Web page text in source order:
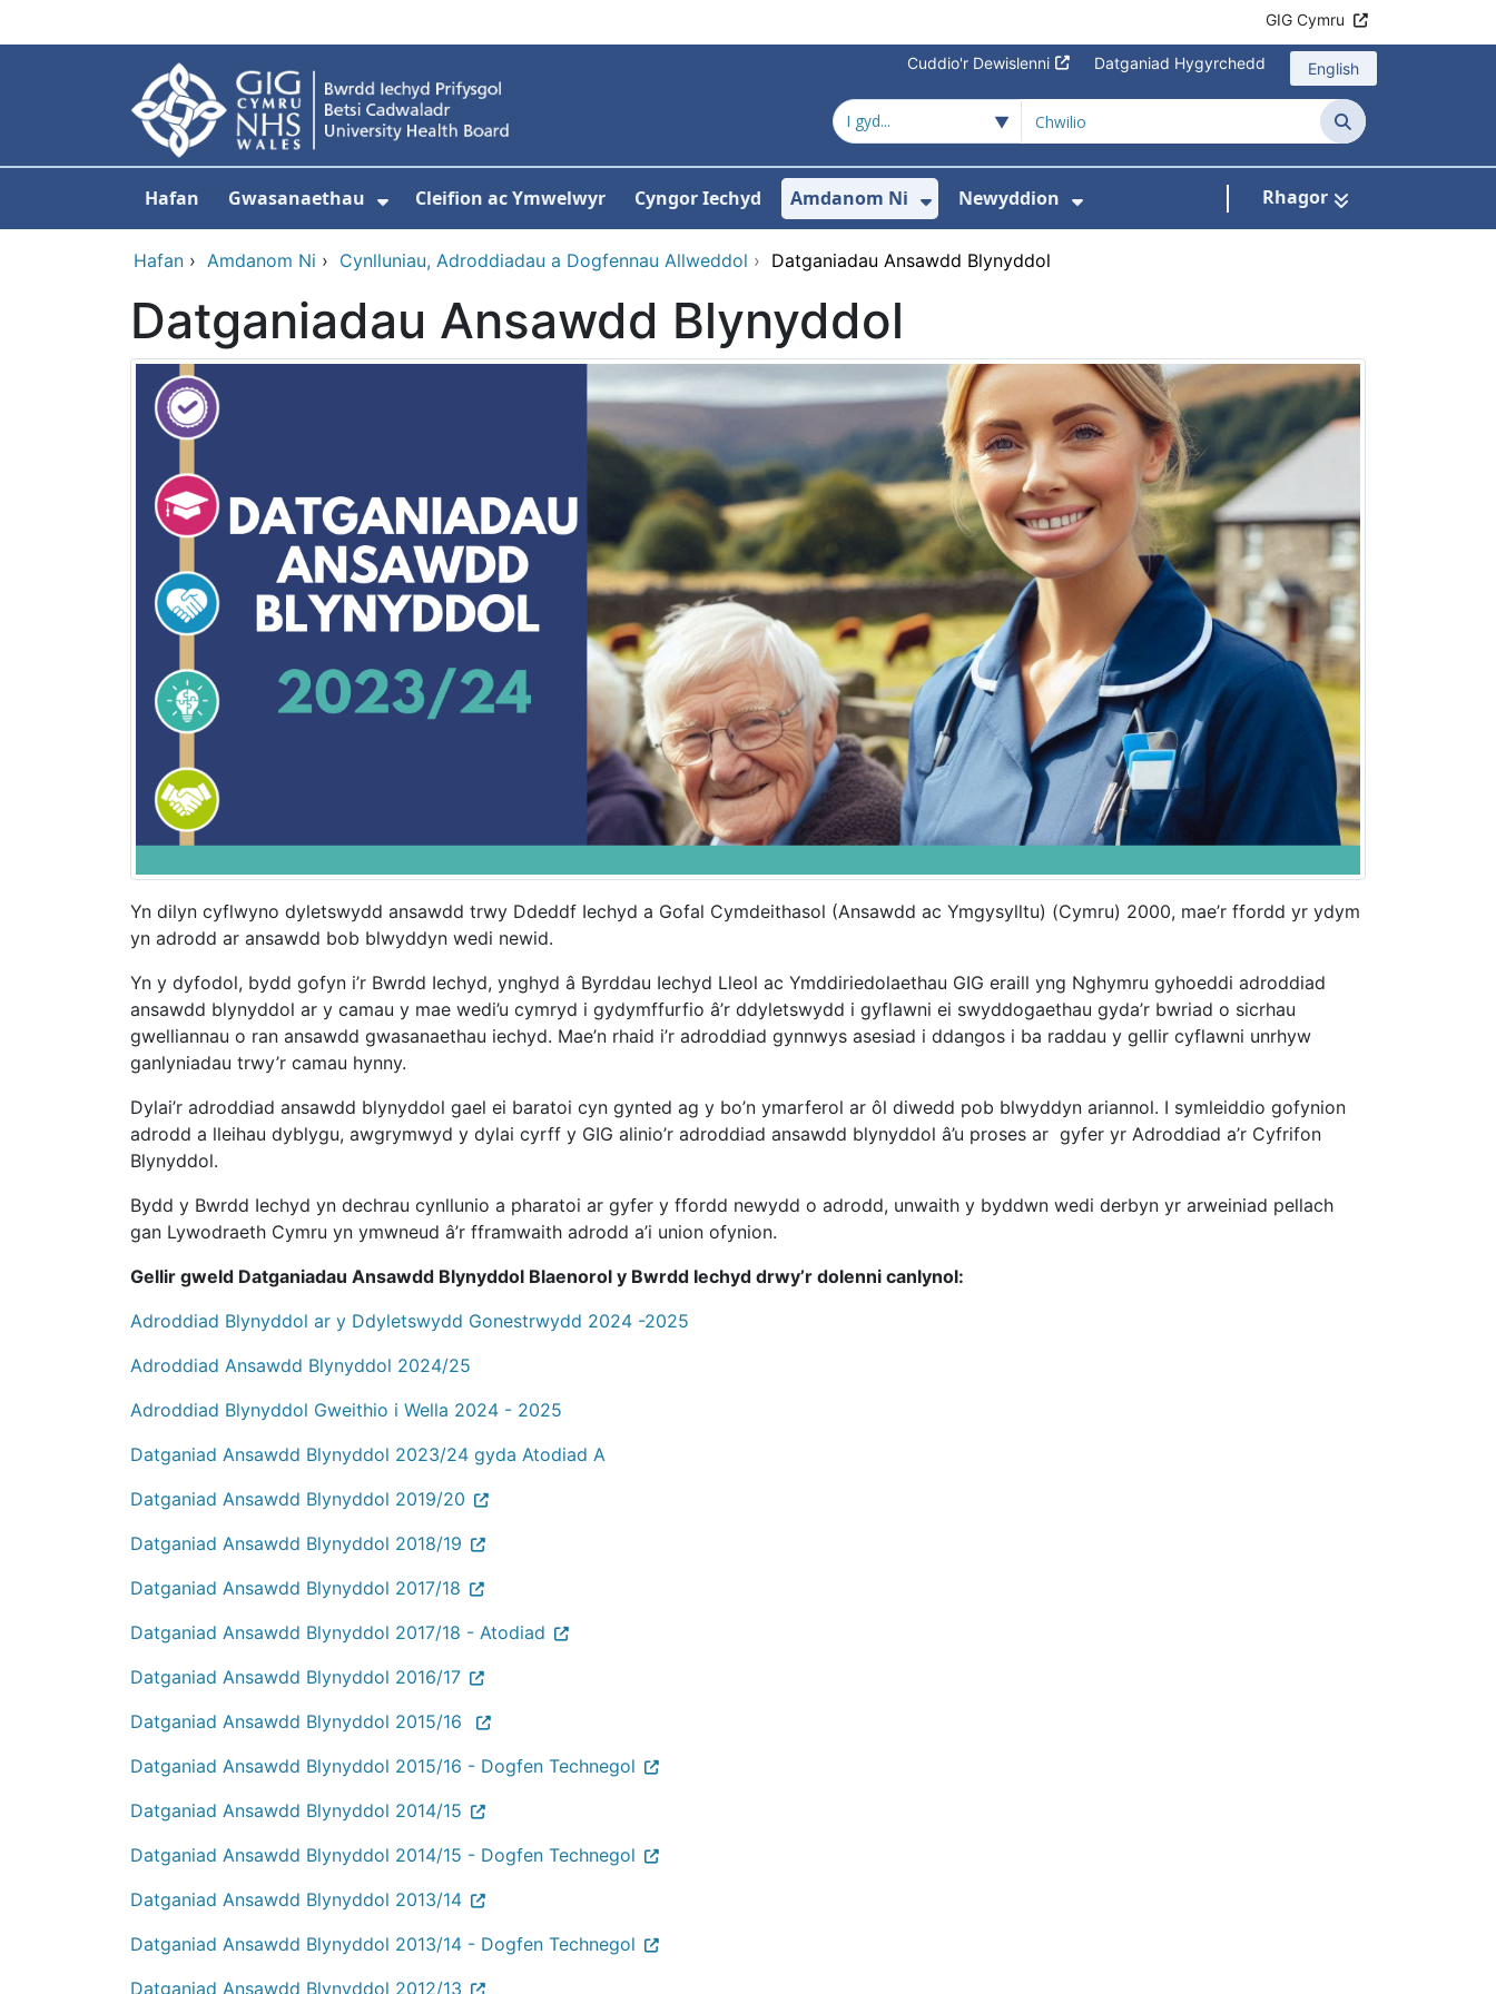
GIG Cymru
Cuddio'r Dewislenni Datganiad Hygyrchedd English
Chwilio
Hafan Gwasanaethau
Dangos isddewislen ar gyfer Gwasanaethau
Cleifion ac Ymwelwyr Cyngor Iechyd Amdanom Ni
Dangos isddewislen ar gyfer Amdanom Ni
Newyddion Rhagor
Hafan › Amdanom Ni › Cynlluniau, Adroddiadau a Dogfennau Allweddol › Datganiadau Ansawdd Blynyddol
Datganiadau Ansawdd Blynyddol
Yn dilyn cyflwyno dyletswydd ansawdd trwy Ddeddf Iechyd a Gofal Cymdeithasol (Ansawdd ac Ymgysylltu) (Cymru) 2000, mae’r ffordd yr ydym
yn adrodd ar ansawdd bob blwyddyn wedi newid.
Yn y dyfodol, bydd gofyn i’r Bwrdd Iechyd, ynghyd â Byrddau Iechyd Lleol ac Ymddiriedolaethau GIG eraill yng Nghymru gyhoeddi adroddiad
ansawdd blynyddol ar y camau y mae wedi’u cymryd i gydymffurfio â’r ddyletswydd i gyflawni ei swyddogaethau gyda’r bwriad o sicrhau
gwelliannau o ran ansawdd gwasanaethau iechyd. Mae’n rhaid i’r adroddiad gynnwys asesiad i ddangos i ba raddau y gellir cyflawni unrhyw
ganlyniadau trwy’r camau hynny.
Dylai’r adroddiad ansawdd blynyddol gael ei baratoi cyn gynted ag y bo’n ymarferol ar ôl diwedd pob blwyddyn ariannol. I symleiddio gofynion
adrodd a lleihau dyblygu, awgrymwyd y dylai cyrff y GIG alinio’r adroddiad ansawdd blynyddol â’u proses ar gyfer yr Adroddiad a’r Cyfrifon
Blynyddol.
Bydd y Bwrdd Iechyd yn dechrau cynllunio a pharatoi ar gyfer y ffordd newydd o adrodd, unwaith y byddwn wedi derbyn yr arweiniad pellach
gan Lywodraeth Cymru yn ymwneud â’r fframwaith adrodd a’i union ofynion.
Gellir gweld Datganiadau Ansawdd Blynyddol Blaenorol y Bwrdd Iechyd drwy’r dolenni canlynol:
Adroddiad Blynyddol ar y Ddyletswydd Gonestrwydd 2024 -2025
Adroddiad Ansawdd Blynyddol 2024/25
Adroddiad Blynyddol Gweithio i Wella 2024 - 2025
Datganiad Ansawdd Blynyddol 2023/24 gyda Atodiad A
Datganiad Ansawdd Blynyddol 2019/20
Datganiad Ansawdd Blynyddol 2018/19
Datganiad Ansawdd Blynyddol 2017/18
Datganiad Ansawdd Blynyddol 2017/18 - Atodiad
Datganiad Ansawdd Blynyddol 2016/17
Datganiad Ansawdd Blynyddol 2015/16
Datganiad Ansawdd Blynyddol 2015/16 - Dogfen Technegol
Datganiad Ansawdd Blynyddol 2014/15
Datganiad Ansawdd Blynyddol 2014/15 - Dogfen Technegol
Datganiad Ansawdd Blynyddol 2013/14
Datganiad Ansawdd Blynyddol 2013/14 - Dogfen Technegol
Datganiad Ansawdd Blynyddol 2012/13